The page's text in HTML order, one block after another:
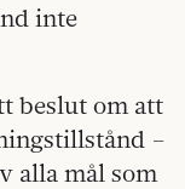
inte
beslut om att
–
alla mål som